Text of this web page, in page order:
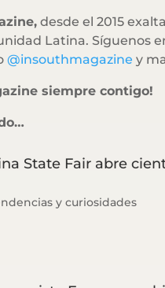
desde el 2015
Latina. Síguenos
@insouthmagazine y
siempre contigo!
State Fair abre
y curiosidades